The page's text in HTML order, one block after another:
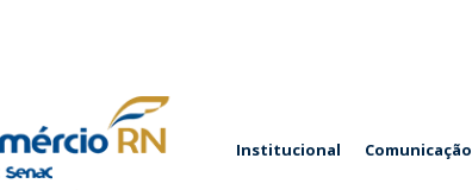
Institucional Comunicação